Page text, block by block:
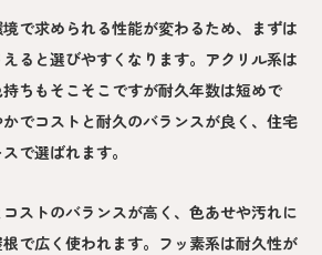
で求められる性能が変わるため、まずは
ると選びやすくなります。アクリル系は
ちもそこそこですが耐久年数は短めで
でコストと耐久のバランスが良く、住宅
で選ばれます。
ストのバランスが高く、色あせや汚れに
で広く使われます。フッ素系は耐久性が